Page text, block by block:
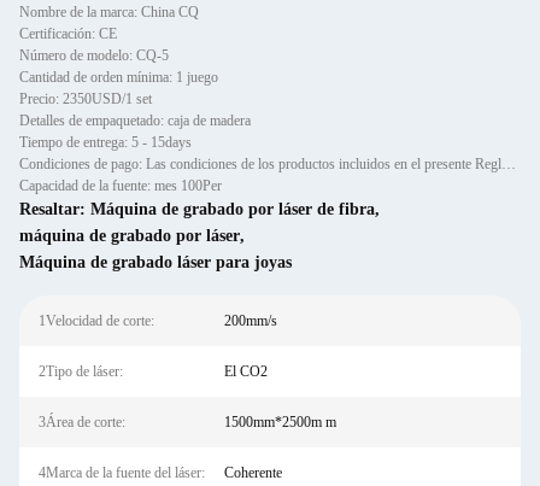
Nombre de la marca: China CQ
Certificación: CE
Número de modelo: CQ-5
Cantidad de orden mínima: 1 juego
Precio: 2350USD/1 set
Detalles de empaquetado: caja de madera
Tiempo de entrega: 5 - 15days
Condiciones de pago: Las condiciones de los productos incluidos en el presente Reglamento son las siguientes:
Capacidad de la fuente: mes 100Per
Resaltar: Máquina de grabado por láser de fibra,
máquina de grabado por láser,
Máquina de grabado láser para joyas
1Velocidad de corte: 200mm/s
2Tipo de láser: El CO2
3Área de corte: 1500mm*2500m m
4Marca de la fuente del láser: Coherente